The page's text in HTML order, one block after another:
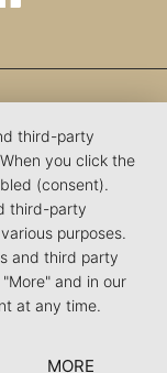
third-party
you click the
(consent).
third-party
purposes.
and third party
and in our
at any time.
MORE